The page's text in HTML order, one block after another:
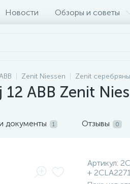
Новости Обзоры и советы
Zenit Niessen Zenit
12 ABB Zenit
документы 1 Отзывы 0
Артикул:
+